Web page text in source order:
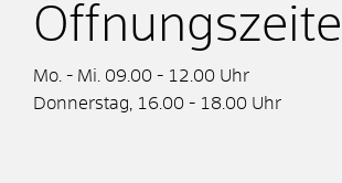
Mo. - Mi. 09.00 - 12.00 Uhr
Donnerstag, 16.00 - 18.00 Uhr